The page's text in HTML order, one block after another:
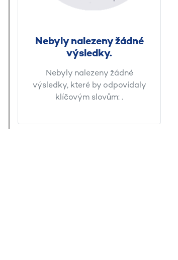
Nebyly nalezeny žádné
výsledky.
Nebyly nalezeny žádné
výsledky, které by odpovídaly
klíčovým slovům:.